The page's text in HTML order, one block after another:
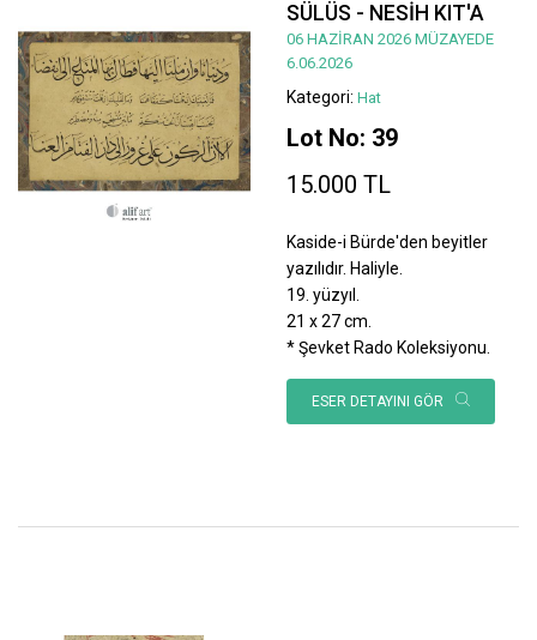
SÜLÜS - NESİH KIT'A
06 HAZİRAN 2026 MÜZAYEDE
6.06.2026
Kategori: Hat
Lot No: 39
15.000 TL
Kaside-i Bürde'den beyitler
yazılıdır. Haliyle.
19. yüzyıl.
21 x 27 cm.
* Şevket Rado Koleksiyonu.
ESER DETAYINI GÖR